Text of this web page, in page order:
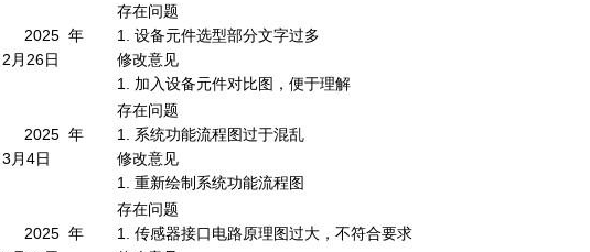
2025年
2月26日
存在问题
1. 设备元件选型部分文字过多
修改意见
1. 加入设备元件对比图，便于理解
2025年
3月4日
存在问题
1. 系统功能流程图过于混乱
修改意见
1. 重新绘制系统功能流程图
2025年
存在问题
1. 传感器接口电路原理图过大，不符合要求